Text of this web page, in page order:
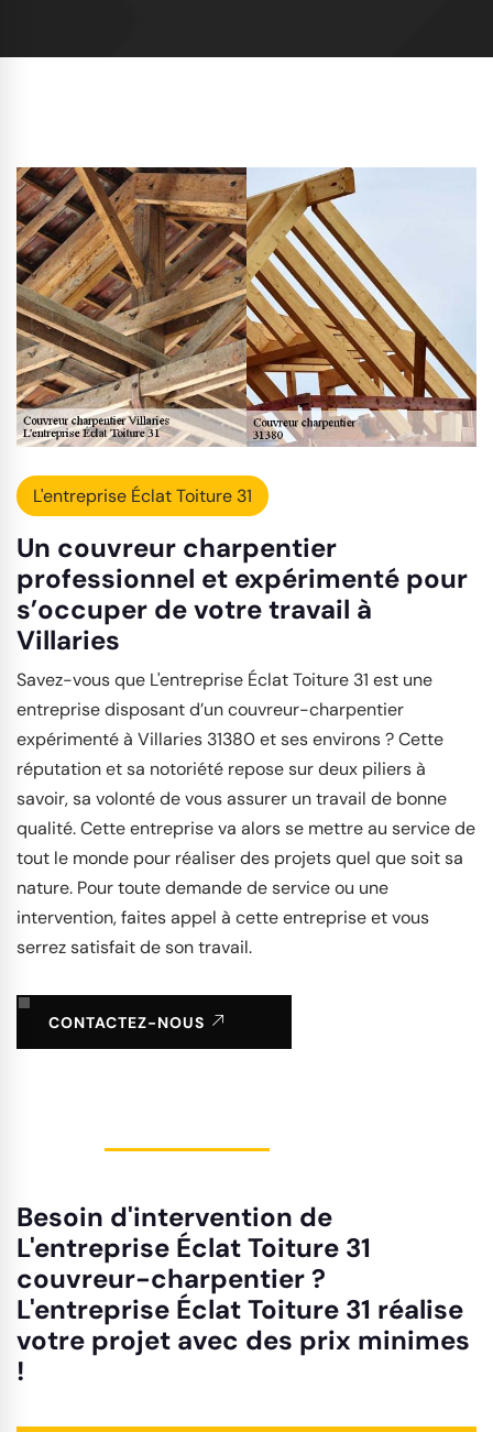
L'entreprise Éclat Toiture 31
Un couvreur charpentier
professionnel et expérimenté pour
s’occuper de votre travail à
Villaries
Savez-vous que L'entreprise Éclat Toiture 31 est une
entreprise disposant d’un couvreur-charpentier
expérimenté à Villaries 31380 et ses environs ? Cette
réputation et sa notoriété repose sur deux piliers à
savoir, sa volonté de vous assurer un travail de bonne
qualité. Cette entreprise va alors se mettre au service de
tout le monde pour réaliser des projets quel que soit sa
nature. Pour toute demande de service ou une
intervention, faites appel à cette entreprise et vous
serrez satisfait de son travail.
CONTACTEZ-NOUS
Besoin d'intervention de
L'entreprise Éclat Toiture 31
couvreur-charpentier ?
L'entreprise Éclat Toiture 31 réalise
votre projet avec des prix minimes
!